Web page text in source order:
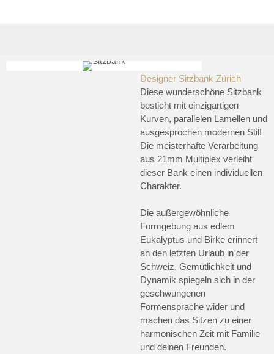
Designer Sitzbank Zürich
Diese wunderschöne Sitzbank
besticht mit einzigartigen
Kurven, parallelen Lamellen und
ausgesprochen modernen Stil!
Die meisterhafte Verarbeitung
aus 21mm Multiplex verleiht
dieser Bank einen individuellen
Charakter.
Die außergewöhnliche
Formgebung aus edlem
Eukalyptus und Birke erinnert
an den letzten Urlaub in der
Schweiz. Gemütlichkeit und
Dynamik spiegeln sich in der
geschwungenen
Formensprache wider und
machen das Sitzen zu einer
harmonischen Zeit mit Familie
und deinen Freunden.